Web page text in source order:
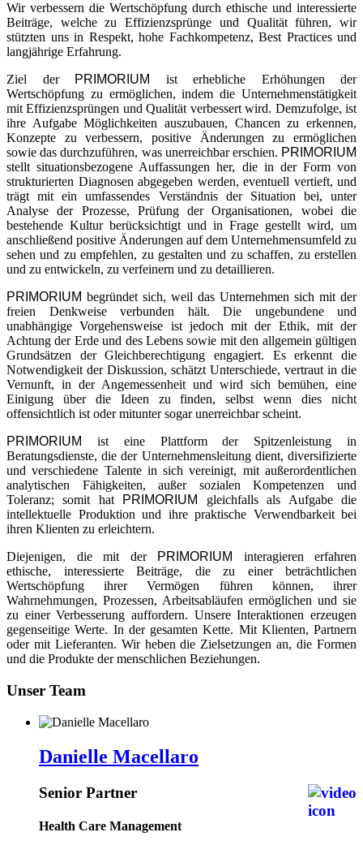
Wir verbessern die Wertschöpfung durch ethische und interessierte
Beiträge, welche zu Effizienzsprünge und Qualität führen, wir
stützten uns in Respekt, hohe Fachkompetenz, Best Practices und
langjährige Erfahrung.
Ziel der
PRIMORIUM
ist erhebliche Erhöhungen der
Wertschöpfung zu ermöglichen, indem die Unternehmenstätigkeit
mit Effizienzsprüngen und Qualität verbessert wird. Demzufolge, ist
ihre Aufgabe Möglichkeiten auszubauen, Chancen zu erkennen,
Konzepte zu verbessern, positive Änderungen zu ermöglichen
sowie das durchzuführen, was unerreichbar erschien. PRIMORIUM
stellt situationsbezogene Auffassungen her, die in der Form von
strukturierten Diagnosen abgegeben werden, eventuell vertieft, und
trägt mit ein umfassendes Verständnis der Situation bei, unter
Analyse der Prozesse, Prüfung der Organisationen, wobei die
bestehende Kultur berücksichtigt und in Frage gestellt wird, um
anschließend positive Änderungen auf dem Unternehmensumfeld zu
sehen und zu empfehlen, zu gestalten und zu schaffen, zu erstellen
und zu entwickeln, zu verfeinern und zu detaillieren.
PRIMORIUM begründet sich, weil das Unternehmen sich mit der
freien Denkweise verbunden hält. Die ungebundene und
unabhängige Vorgehensweise ist jedoch mit der Ethik, mit der
Achtung der Erde und des Lebens sowie mit den allgemein gültigen
Grundsätzen der Gleichberechtigung engagiert. Es erkennt die
Notwendigkeit der Diskussion, schätzt Unterschiede, vertraut in die
Vernunft, in der Angemessenheit und wird sich bemühen, eine
Einigung über die Ideen zu finden, selbst wenn dies nicht
offensichtlich ist oder mitunter sogar unerreichbar scheint.
PRIMORIUM
ist eine Plattform der Spitzenleistung in
Beratungsdienste, die der Unternehmensleitung dient, diversifizierte
und verschiedene Talente in sich vereinigt, mit außerordentlichen
analytischen Fähigkeiten, außer sozialen Kompetenzen und
Toleranz; somit hat
PRIMORIUM
gleichfalls als Aufgabe die
intellektuelle Produktion und ihre praktische Verwendbarkeit bei
ihren Klienten zu erleichtern.
Diejenigen, die mit der
PRIMORIUM
interagieren erfahren
ethische, interessierte Beiträge, die zu einer beträchtlichen
Wertschöpfung ihrer Vermögen führen können, ihrer
Wahrnehmungen, Prozessen, Arbeitsabläufen ermöglichen und sie
zu einer Verbesserung auffordern. Unsere Interaktionen erzeugen
gegenseitige Werte. In der gesamten Kette. Mit Klienten, Partnern
oder mit Lieferanten. Wir heben die Zielsetzungen an, die Formen
und die Produkte der menschlichen Beziehungen.
Unser Team
Danielle Macellaro
Senior Partner
Health Care Management